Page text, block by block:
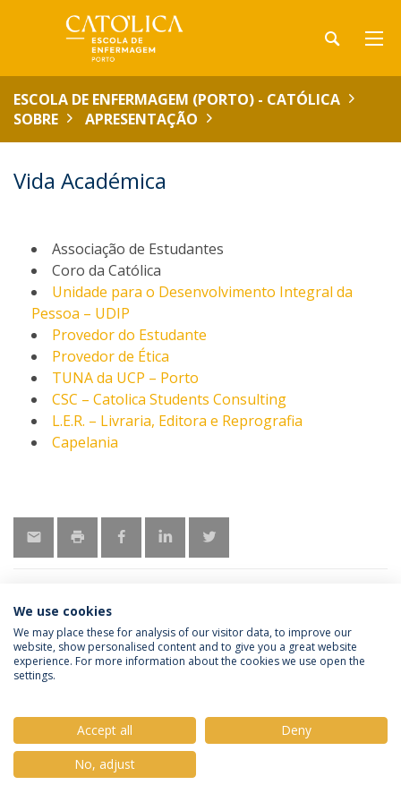
ESCOLA DE ENFERMAGEM (PORTO) - CATÓLICA
SOBRE
APRESENTAÇÃO
Vida Académica
Associação de Estudantes
Coro da Católica
Unidade para o Desenvolvimento Integral da
Pessoa – UDIP
Provedor do Estudante
Provedor de Ética
TUNA da UCP – Porto
CSC – Catolica Students Consulting
L.E.R. – Livraria, Editora e Reprografia
Capelania
Política de Privacidade
Termos & Condições
Direitos do Titular dos Dados
© 2026 Universidade Católica Portuguesa
We use cookies
We may place these for analysis of our visitor data, to improve our
website, show personalised content and to give you a great website
experience. For more information about the cookies we use open the
settings.
Accept all
Deny
No, adjust